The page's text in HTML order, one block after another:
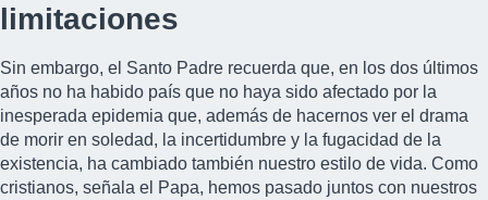
limitaciones
Sin embargo, el Santo Padre recuerda que, en los dos últimos
años no ha habido país que no haya sido afectado por la
inesperada epidemia que, además de hacernos ver el drama
de morir en soledad, la incertidumbre y la fugacidad de la
existencia, ha cambiado también nuestro estilo de vida. Como
cristianos, señala el Papa, hemos pasado juntos con nuestros